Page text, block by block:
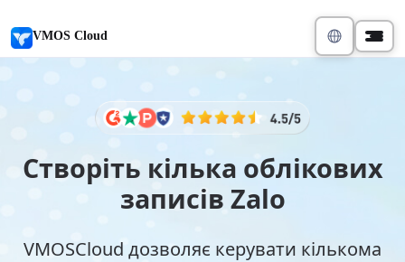
VMOS Cloud
Створіть кілька облікових
записів Zalo
VMOSCloud дозволяє керувати кількома